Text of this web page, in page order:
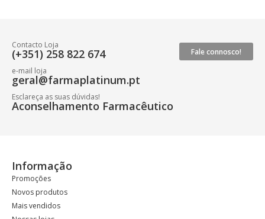
Fale connosco!
Contacto Loja
(+351) 258 822 674
e-mail loja
geral@farmaplatinum.pt
Esclareça as suas dúvidas!
Aconselhamento Farmacêutico
Informação
Promoções
Novos produtos
Mais vendidos